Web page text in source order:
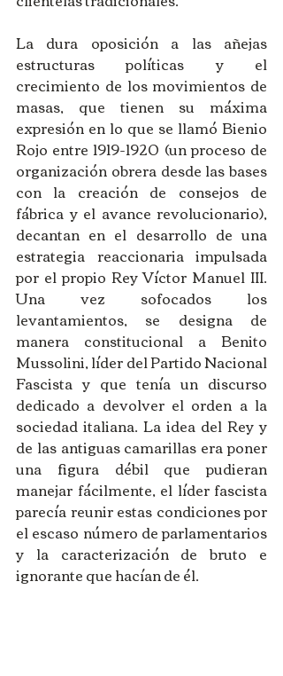
La dura oposición a las añejas
estructuras políticas y el
crecimiento de los movimientos de
masas, que tienen su máxima
expresión en lo que se llamó Bienio
Rojo entre 1919-1920 (un proceso de
organización obrera desde las bases
con la creación de consejos de
fábrica y el avance revolucionario),
decantan en el desarrollo de una
estrategia reaccionaria impulsada
por el propio Rey Víctor Manuel III.
Una vez sofocados los
levantamientos, se designa de
manera constitucional a Benito
Mussolini, líder del Partido Nacional
Fascista y que tenía un discurso
dedicado a devolver el orden a la
sociedad italiana. La idea del Rey y
de las antiguas camarillas era poner
una figura débil que pudieran
manejar fácilmente, el líder fascista
parecía reunir estas condiciones por
el escaso número de parlamentarios
y la caracterización de bruto e
ignorante que hacían de él.